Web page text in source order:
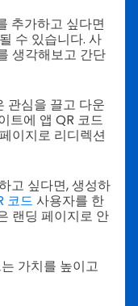
추가하고 싶다면
수 있습니다. 사
생각해보고 간단
관심을 끌고 다운
트에 앱 QR 코드
이지로 리디렉션
고 싶다면, 생성하
코드 사용자를 한
랜딩 페이지로 안
가치를 높이고